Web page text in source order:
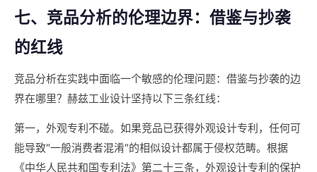
七、竞品分析的伦理边界：借鉴与抄袭
的红线
竞品分析在实践中面临一个敏感的伦理问题：借鉴与抄袭的边
界在哪里？赫兹工业设计坚持以下三条红线：
第一，外观专利不碰。如果竞品已获得外观设计专利，任何可
能导致"一般消费者混淆"的相似设计都属于侵权范畴。根据
《中华人民共和国专利法》第二十三条，外观设计专利的保护